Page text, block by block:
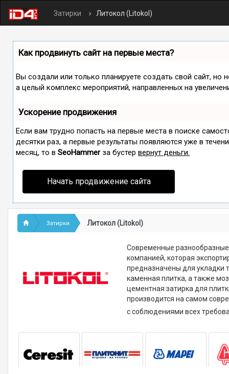
Затирки Литокол (Litokol)
Как продвинуть сайт на первые места?
Вы создали или только планируете создать свой сайт, но
а целый комплекс мероприятий, направленных на
Ускорение продвижения
Если вам трудно попасть на первые места в поиске
десятки раз, а первые результаты появляются уже в
месяц, то в SeoHammerза бустер вернут деньги.
Начать продвижение сайта
Затирки Литокол (Litokol)
Современные разнообразные
компанией, которая
предназначены для укладки
каменная плитка, а также
цементная затирка для
производится на самом
с соблюдениями всех